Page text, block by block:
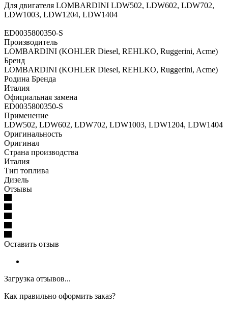
Для двигателя LOMBARDINI LDW502, LDW602, LDW702,
LDW1003, LDW1204, LDW1404
ED0035800350-S
Производитель
LOMBARDINI (KOHLER Diesel, REHLKO, Ruggerini, Acme)
Бренд
LOMBARDINI (KOHLER Diesel, REHLKO, Ruggerini, Acme)
Родина Бренда
Италия
Официальная замена
ED0035800350-S
Применение
LDW502, LDW602, LDW702, LDW1003, LDW1204, LDW1404
Оригинальность
Оригинал
Страна производства
Италия
Тип топлива
Дизель
Отзывы
Оставить отзыв
Загрузка отзывов...
Как правильно оформить заказ?